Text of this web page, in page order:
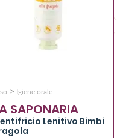
> Igiene orale
SAPONARIA
Lenitivo Bimbi